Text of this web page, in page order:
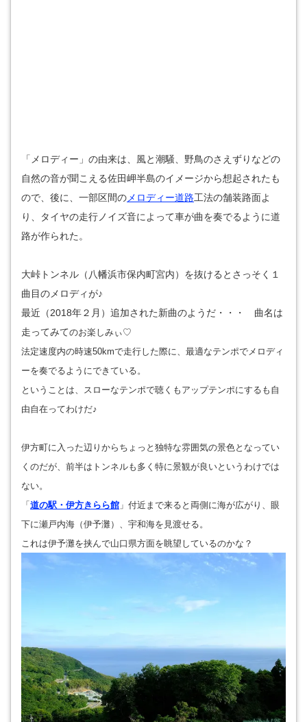
「メロディー」の由来は、風と潮騒、野鳥のさえずりなどの
自然の音が聞こえる佐田岬半島のイメージから想起されたも
ので 、後に、一部区間の メロディー道路工法の舗装路面よ
り、タイヤの走行ノイズ音によって車が曲を奏でるように道
路が作られた。
大峠トンネル（八幡浜市保内町宮内）を抜けるとさっそく１
曲目のメロディが♪
最近（2018年２月）追加された新曲のようだ・・・ 曲名は
走ってみてのお楽しみぃ♡
法定速度内の時速50kmで走行した際に、 最適なテンポでメロディ
ーを奏でるようにできている。
ということは、スローなテンポで聴くもアップテンポにするも自
由自在ってわけだ♪
伊方町に入った辺りからちょっと独特な雰囲気の景色となってい
くのだが、前半はトンネルも多く特に景観が良いというわけでは
ない。
「道の駅・伊方きらら館 」付近まで来ると両側に海が広がり、眼
下に瀬戸内海（伊予灘）、宇和海を見渡せる。
これは伊予灘を挟んで山口県方面を眺望しているのかな？